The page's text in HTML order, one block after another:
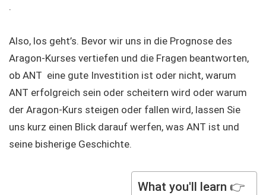
.
Also, los geht’s. Bevor wir uns in die Prognose des
Aragon-Kurses vertiefen und die Fragen beantworten,
ob ANT eine gute Investition ist oder nicht, warum
ANT erfolgreich sein oder scheitern wird oder warum
der Aragon-Kurs steigen oder fallen wird, lassen Sie
uns kurz einen Blick darauf werfen, was ANT ist und
seine bisherige Geschichte.
What you'll learn 👉